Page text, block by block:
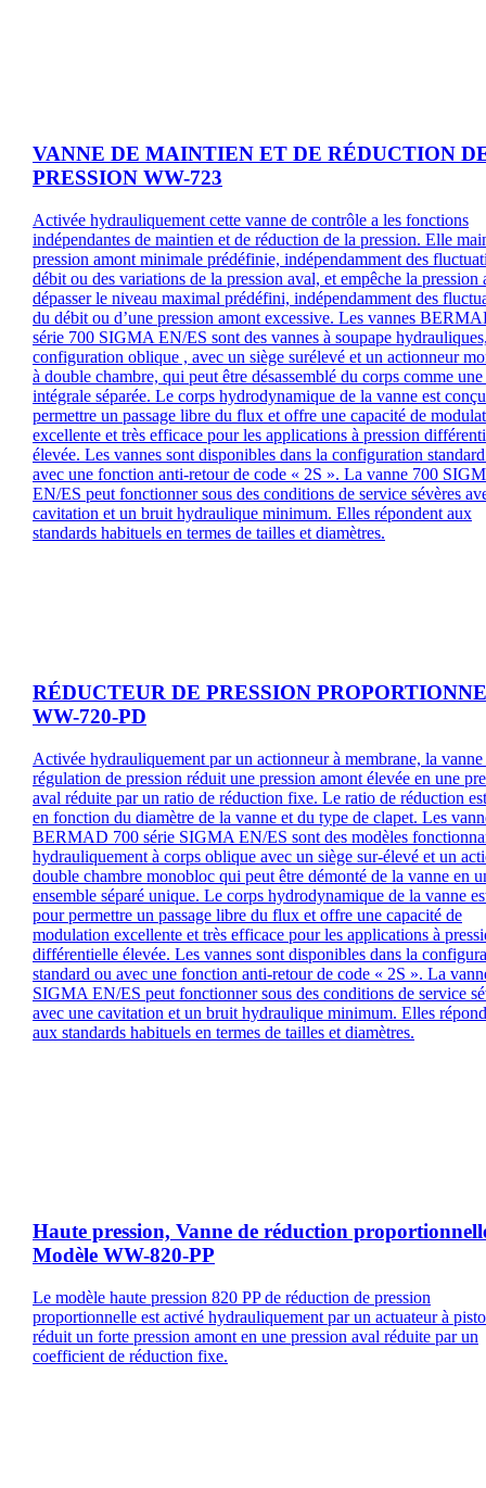
VANNE DE MAINTIEN ET DE RÉDUCTION
PRESSION WW-723
Activée hydrauliquement cette vanne de contrôle a les fonctions
indépendantes de maintien et de réduction de la pression. Elle
pression amont minimale prédéfinie, indépendamment des
débit ou des variations de la pression aval, et empêche la pression
dépasser le niveau maximal prédéfini, indépendamment des
du débit ou d’une pression amont excessive. Les vannes
série 700 SIGMA EN/ES sont des vannes à soupape
configuration oblique , avec un siège surélevé et un actionneur
à double chambre, qui peut être désassemblé du corps comme
intégrale séparée. Le corps hydrodynamique de la vanne est
permettre un passage libre du flux et offre une capacité de
excellente et très efficace pour les applications à pression
élevée. Les vannes sont disponibles dans la configuration
avec une fonction anti-retour de code « 2S ». La vanne 700
EN/ES peut fonctionner sous des conditions de service sévères
cavitation et un bruit hydraulique minimum. Elles répondent aux
standards habituels en termes de tailles et diamètres.
RÉDUCTEUR DE PRESSION
WW-720-PD
Activée hydrauliquement par un actionneur à membrane, la vanne
régulation de pression réduit une pression amont élevée en une
aval réduite par un ratio de réduction fixe. Le ratio de réduction
en fonction du diamètre de la vanne et du type de clapet. Les
BERMAD 700 série SIGMA EN/ES sont des modèles
hydrauliquement à corps oblique avec un siège sur-élevé et un
double chambre monobloc qui peut être démonté de la vanne en
ensemble séparé unique. Le corps hydrodynamique de la vanne
pour permettre un passage libre du flux et offre une capacité de
modulation excellente et très efficace pour les applications à
différentielle élevée. Les vannes sont disponibles dans la
standard ou avec une fonction anti-retour de code « 2S ». La
SIGMA EN/ES peut fonctionner sous des conditions de service
avec une cavitation et un bruit hydraulique minimum. Elles
aux standards habituels en termes de tailles et diamètres.
Haute pression, Vanne de réduction
Modèle WW-820-PP
Le modèle haute pression 820 PP de réduction de pression
proportionnelle est activé hydrauliquement par un actuateur à
réduit un forte pression amont en une pression aval réduite par un
coefficient de réduction fixe.